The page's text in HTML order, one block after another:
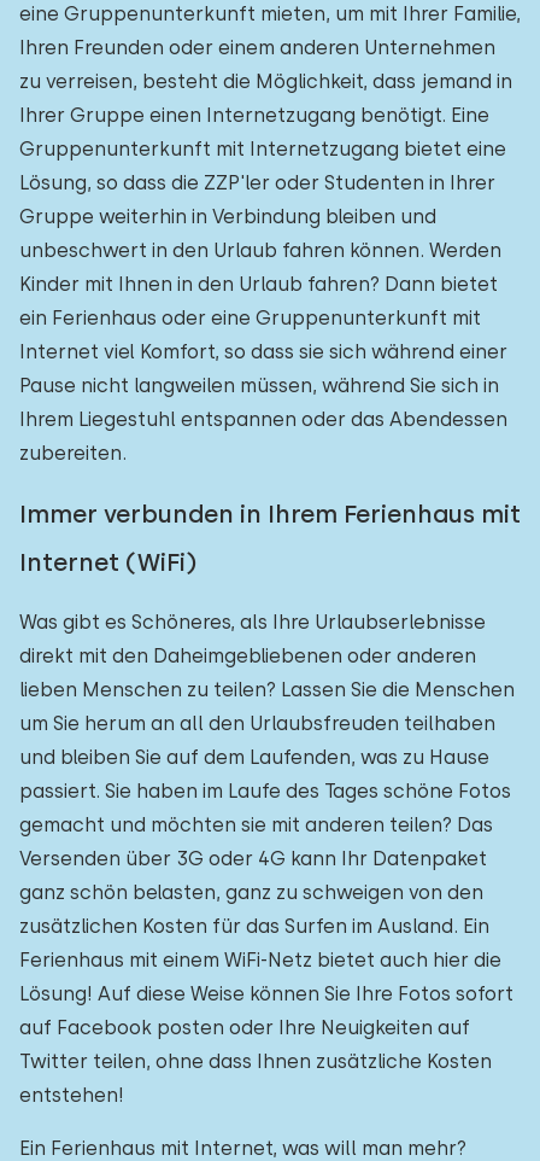
eine Gruppenunterkunft mieten, um mit Ihrer Familie,
Ihren Freunden oder einem anderen Unternehmen
zu verreisen, besteht die Möglichkeit, dass jemand in
Ihrer Gruppe einen Internetzugang benötigt. Eine
Gruppenunterkunft mit Internetzugang bietet eine
Lösung, so dass die ZZP'ler oder Studenten in Ihrer
Gruppe weiterhin in Verbindung bleiben und
unbeschwert in den Urlaub fahren können. Werden
Kinder mit Ihnen in den Urlaub fahren? Dann bietet
ein Ferienhaus oder eine Gruppenunterkunft mit
Internet viel Komfort, so dass sie sich während einer
Pause nicht langweilen müssen, während Sie sich in
Ihrem Liegestuhl entspannen oder das Abendessen
zubereiten.
Immer verbunden in Ihrem Ferienhaus mit
Internet (WiFi)
Was gibt es Schöneres, als Ihre Urlaubserlebnisse
direkt mit den Daheimgebliebenen oder anderen
lieben Menschen zu teilen? Lassen Sie die Menschen
um Sie herum an all den Urlaubsfreuden teilhaben
und bleiben Sie auf dem Laufenden, was zu Hause
passiert. Sie haben im Laufe des Tages schöne Fotos
gemacht und möchten sie mit anderen teilen? Das
Versenden über 3G oder 4G kann Ihr Datenpaket
ganz schön belasten, ganz zu schweigen von den
zusätzlichen Kosten für das Surfen im Ausland. Ein
Ferienhaus mit einem WiFi-Netz bietet auch hier die
Lösung! Auf diese Weise können Sie Ihre Fotos sofort
auf Facebook posten oder Ihre Neuigkeiten auf
Twitter teilen, ohne dass Ihnen zusätzliche Kosten
entstehen!
Ein Ferienhaus mit Internet, was will man mehr?